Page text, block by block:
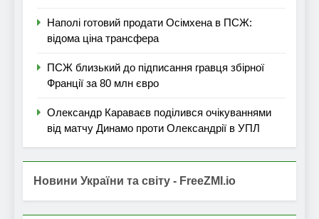
Наполі готовий продати Осімхена в ПСЖ:
відома ціна трансфера
ПСЖ близький до підписання гравця збірної
Франції за 80 млн євро
Олександр Караваєв поділився очікуваннями
від матчу Динамо проти Олександрії в УПЛ
Новини України та світу - FreeZMI.io